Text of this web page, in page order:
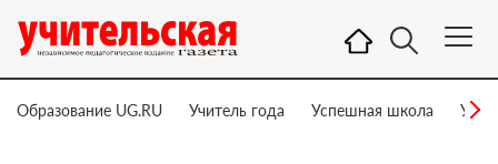
Образование UG.RU Учитель года Успешная школа